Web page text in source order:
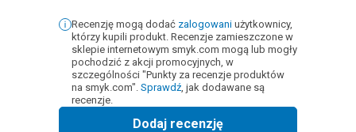
Recenzję mogą dodać zalogowani użytkownicy,
którzy kupili produkt. Recenzje zamieszczone w
sklepie internetowym smyk.com mogą lub mogły
pochodzić z akcji promocyjnych, w
szczególności "Punkty za recenzje produktów
na smyk.com". Sprawdź, jak dodawane są
recenzje.
Dodaj recenzję